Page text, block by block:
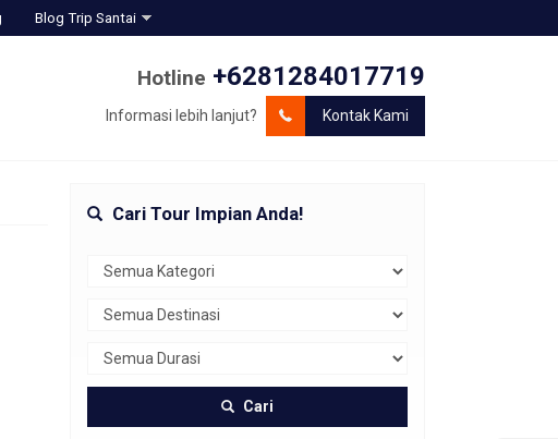
Blog Trip Santai
Hotline +6281284017719
Informasi lebih lanjut? Kontak Kami
Cari Tour Impian Anda!
Cari